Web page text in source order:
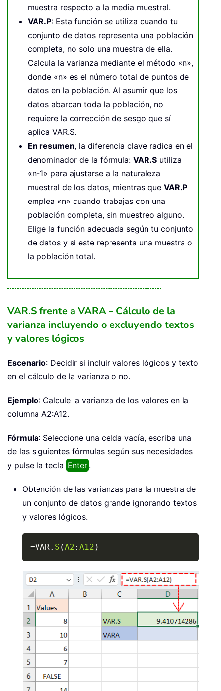
muestra respecto a la media muestral.
VAR.P: Esta función se utiliza cuando tu
conjunto de datos representa una población
completa, no solo una muestra de ella.
Calcula la varianza mediante el método «n»,
donde «n» es el número total de puntos de
datos en la población. Al asumir que los
datos abarcan toda la población, no
requiere la corrección de sesgo que sí
aplica VAR.S.
En resumen, la diferencia clave radica en el
denominador de la fórmula: VAR.S utiliza
«n-1» para ajustarse a la naturaleza
muestral de los datos, mientras que VAR.P
emplea «n» cuando trabajas con una
población completa, sin muestreo alguno.
Elige la función adecuada según tu conjunto
de datos y si este representa una muestra o
la población total.
VAR.S frente a VARA – Cálculo de la
varianza incluyendo o excluyendo textos
y valores lógicos
Escenario: Decidir si incluir valores lógicos y texto
en el cálculo de la varianza o no.
Ejemplo: Calcule la varianza de los valores en la
columna A2:A12.
Fórmula: Seleccione una celda vacía, escriba una
de las siguientes fórmulas según sus necesidades
y pulse la tecla Enter .
Obtención de las varianzas para la muestra de
un conjunto de datos grande ignorando textos
y valores lógicos.
=VAR. S (A2 : A12 )